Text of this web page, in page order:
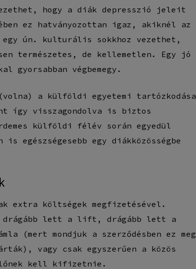
hogy a diák depresszió jeleit
ez hatványozottan igaz, akiknél az
ún. kulturális sokkhoz vezethet,
természetes, de kellemetlen. Egy jó
gyorsabban végbemegy.
a külföldi egyetemi tartózkodása
így visszagondolva is biztos
külföldi félév során egyedül
egészségesebb egy diákközösségbe
extra költségek megfizetésével.
drágább lett a lift, drágább lett a
(mert mondjuk a szerződésben ez meg
vagy csak egyszerűen a közös
kell kifizetnie.